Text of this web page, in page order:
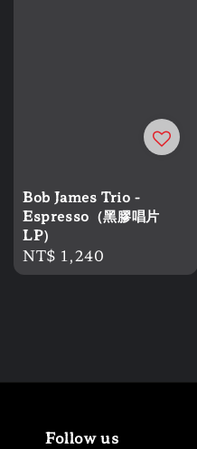
Bob James Trio -
Espresso（黑膠唱片
LP）
Regular
price
NT$ 1,240
Follow us